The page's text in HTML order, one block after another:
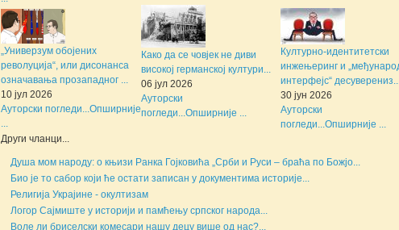
„Универзум обојених
револуција“, или дисонанса
означавања прозападног ...
10 јул 2026
Ауторски погледи... Опширније
Како да се човјек не диви
високој германској култури...
06 јул 2026
Ауторски
погледи... Опширније ...
Културно-идентитетски
инжењеринг и
интерфејс“ десуверениз...
30 јун 2026
Ауторски
погледи... Опширније ...
Други чланци...
Душа мом народу: о књизи Ранка Гојковића „Срби и Руси – браћа по Божјо...
Био је то сабор који ће остати записан у документима историје...
Религија Украјине - окултизам
Логор Сајмиште у историји и памћењу српског народа...
Воле ли бриселски комесари нашу децу више од нас?...